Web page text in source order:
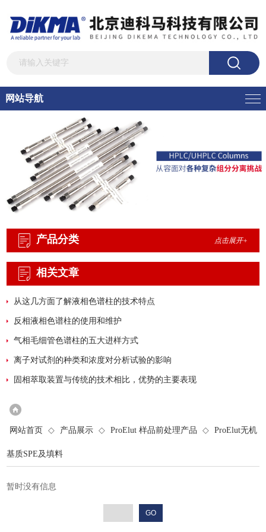
网站导航
产品分类 点击展开+
相关文章
从这几方面了解液相色谱柱的技术特点
反相液相色谱柱的使用和维护
气相毛细管色谱柱的五大进样方式
离子对试剂的种类和浓度对分析试验的影响
固相萃取装置与传统的技术相比，优势的主要表现
网站首页 ◇ 产品展示 ◇ ProElut 样品前处理产品 ◇ ProElut无机
基质SPE及填料
暂时没有信息